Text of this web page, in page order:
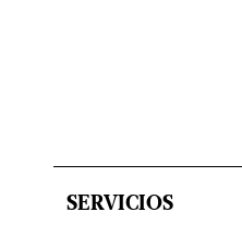
SERVICIOS